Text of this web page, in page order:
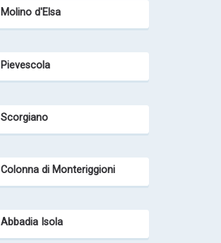
Molino d'Elsa
Pievescola
Scorgiano
Colonna di Monteriggioni
Abbadia Isola